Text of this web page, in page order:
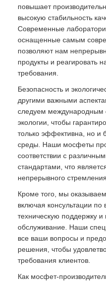
повышает
высокую стабильность
Современные
оснащенные самым
позволяют нам
продукты и
требования.
Безопасность и
другими важными
следуем международным
экологии, чтобы
только эффективна, но и
среды. Наши мосфеты
соответствии с
стандартами, что
непрерывного
Кроме того, мы
включая консультации по
техническую поддержку
обслуживание. Наши
все ваши вопросы и
решения, чтобы
требования клиентов.
Как мосфет-